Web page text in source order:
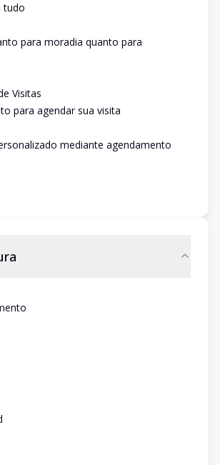
tudo
para moradia quanto para
Visitas
para agendar sua visita
mediante agendamento